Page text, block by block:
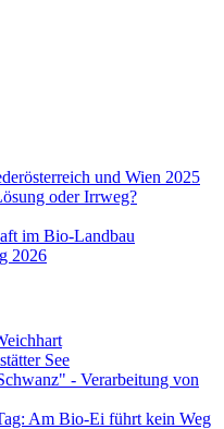
und Wien 2025
oder Irrweg?
im Bio-Landbau
2026
See
- Verarbeitung von
Am Bio-Ei führt kein Weg